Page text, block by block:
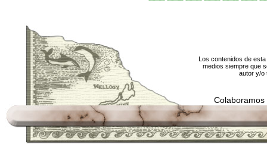
Los contenidos de
medios siempre que
autor y/o